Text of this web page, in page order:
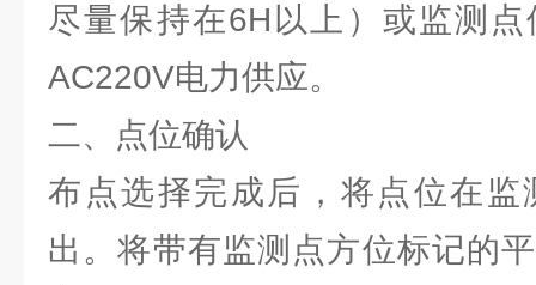
尽量保持在6H以上）或监测
AC220V电力供应。
二、点位确认
布点选择完成后，将点位在监
出。将带有监测点方位标记的